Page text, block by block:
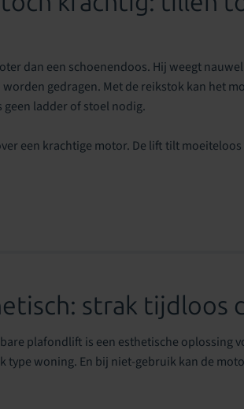
dan een schoenendoos. Hij weegt
gedragen. Met de reikstok kan het
ladder of stoel nodig.
een krachtige motor. De lift tilt moeiteloos
strak tijdloos
plafondlift is een esthetische oplossing
type woning. En bij niet-gebruik kan de